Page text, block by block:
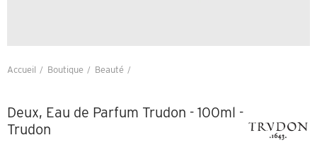
Accueil Boutique
Beauté
Deux, Eau de Parfum Trudon - 100ml -
Trudon